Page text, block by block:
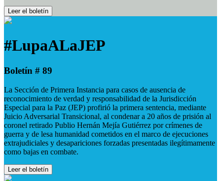
Leer el boletín
#LupaALaJEP
Boletín # 89
La Sección de Primera Instancia para casos de ausencia de
reconocimiento de verdad y responsabilidad de la Jurisdicción
Especial para la Paz (JEP) profirió la primera sentencia, mediante
Juicio Adversarial Transicional, al condenar a 20 años de prisión al
coronel retirado Publio Hernán Mejía Gutiérrez por crímenes de
guerra y de lesa humanidad cometidos en el marco de ejecuciones
extrajudiciales y desapariciones forzadas presentadas ilegítimamente
como bajas en combate.
Leer el boletín